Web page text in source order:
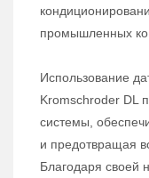
промышленных
Использование
Kromschroder DL
системы,
и предотвращая
Благодаря своей